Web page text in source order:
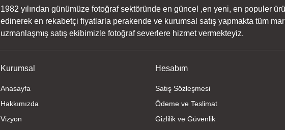
1982 yılından günümüze fotoğraf sektöründe en güncel ,en yeni, en populer
edinerek en rekabetçi fiyatlarla perakende ve kurumsal satış yapmakta tüm
uzmanlaşmış satış ekibimizle fotoğraf severlere hizmet vermekteyiz.
Kurumsal
Anasayfa
Hakkımızda
Vizyon
Hesabım
Satış Sözleşmesi
Ödeme ve Teslimat
Gizlilik ve Güvenlik